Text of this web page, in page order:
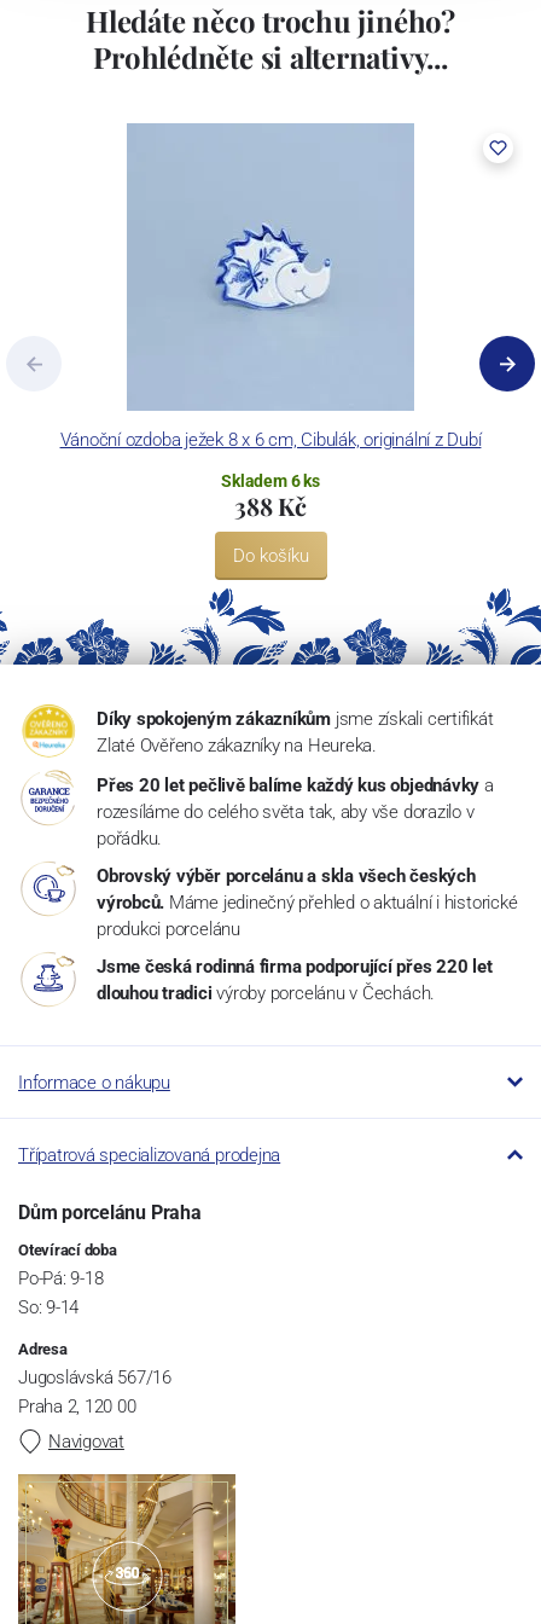
Hledáte něco trochu jiného?
Prohlédněte si alternativy...
Vánoční ozdoba ježek 8 x 6 cm, Cibulák, originální z Dubí
Skladem 6 ks
388 Kč
Do košíku
Díky spokojeným zákazníkům jsme získali certifikát
Zlaté Ověřeno zákazníky na Heureka.
Přes 20 let pečlivě balíme každý kus objednávky a
rozesíláme do celého světa tak, aby vše dorazilo v
pořádku.
Obrovský výběr porcelánu a skla všech českých
výrobců. Máme jedinečný přehled o aktuální i historické
produkci porcelánu
Jsme česká rodinná firma podporující přes 220 let
dlouhou tradici výroby porcelánu v Čechách.
Informace o nákupu
Třípatrová specializovaná prodejna
Dům porcelánu Praha
Otevírací doba
Po-Pá: 9-18
So: 9-14
Adresa
Jugoslávská 567/16
Praha 2, 120 00
Navigovat